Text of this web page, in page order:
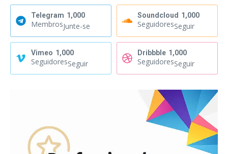
Telegram 1,000
MembrosJunte-se
Soundcloud 1,000
SeguidoresSeguir
Vimeo 1,000
SeguidoresSeguir
Dribbble 1,000
SeguidoresSeguir